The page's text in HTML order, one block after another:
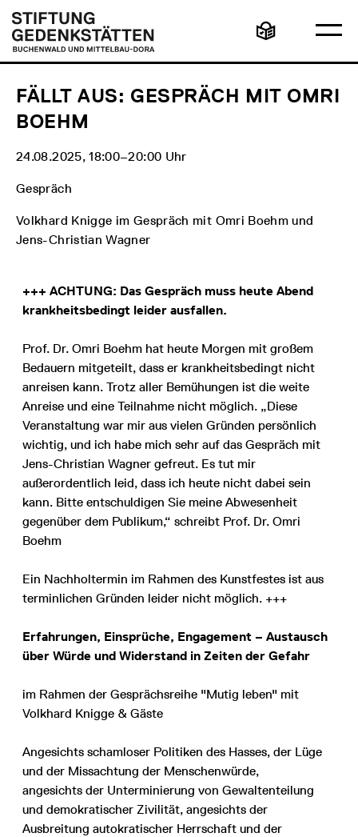
zum
Inhalt
Stiftung
Gedenkstätten
Buchenwald
und
Mittelbau-
Leichte
Sprache
FÄLLT AUS: GESPRÄCH MIT OMRI
BOEHM
24.08.2025, 18:00‒20:00 Uhr
Gespräch
Volkhard Knigge im Gespräch mit Omri Boehm und
Jens-Christian Wagner
+++ ACHTUNG: Das Gespräch muss heute Abend
krankheitsbedingt leider ausfallen.
Prof. Dr. Omri Boehm hat heute Morgen mit großem
Bedauern mitgeteilt, dass er krankheitsbedingt nicht
anreisen kann. Trotz aller Bemühungen ist die weite
Anreise und eine Teilnahme nicht möglich. „Diese
Veranstaltung war mir aus vielen Gründen persönlich
wichtig, und ich habe mich sehr auf das Gespräch mit
Jens-Christian Wagner gefreut. Es tut mir
außerordentlich leid, dass ich heute nicht dabei sein
kann. Bitte entschuldigen Sie meine Abwesenheit
gegenüber dem Publikum,“ schreibt Prof. Dr. Omri
Boehm
Ein Nachholtermin im Rahmen des Kunstfestes ist aus
terminlichen Gründen leider nicht möglich. +++
Erfahrungen, Einsprüche, Engagement – Austausch
über Würde und Widerstand in Zeiten der Gefahr
im Rahmen der Gesprächsreihe "Mutig leben" mit
Volkhard Knigge & Gäste
Angesichts schamloser Politiken des Hasses, der Lüge
und der Missachtung der Menschenwürde,
angesichts der Unterminierung von Gewaltenteilung
und demokratischer Zivilität, angesichts der
Ausbreitung autokratischer Herrschaft und der